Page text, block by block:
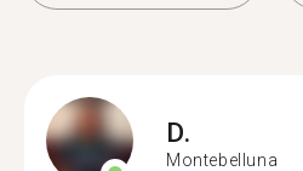
D.
Montebelluna